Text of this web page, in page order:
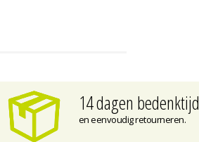
14 dagen bedenktijd
en eenvoudig retourneren.